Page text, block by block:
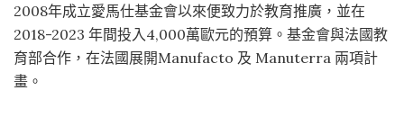
2008年成立愛馬仕基金會以來便致力於教育推廣，並在
2018-2023 年間投入4,000萬歐元的預算。基金會與法國教
育部合作，在法國展開Manufacto 及 Manuterra 兩項計
畫。